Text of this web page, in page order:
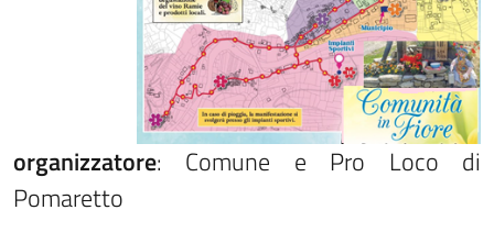
organizzatore: Comune e Pro Loco di
Pomaretto